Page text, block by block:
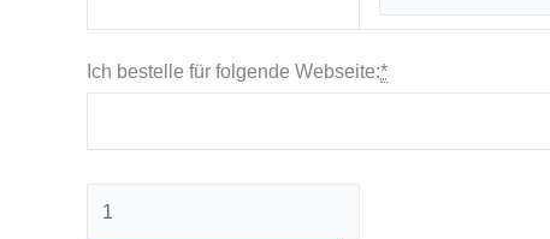
Ich bestelle für folgende Webseite:*